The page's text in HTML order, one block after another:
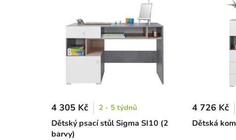
Dětský psací stůl Sigma SI10 (2
barvy)
4 305 Kč 2 - 5 týdnů
Dětská
4 726 Kč